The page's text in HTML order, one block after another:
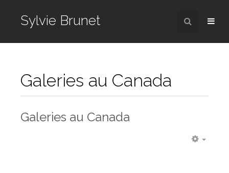
Sylvie Brunet
Galeries au Canada
Galeries au Canada